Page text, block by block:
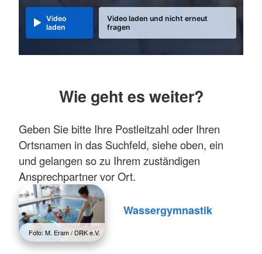
Video
laden
Video laden und nicht erneut
fragen
Wie geht es weiter?
Geben Sie bitte Ihre Postleitzahl oder Ihren
Ortsnamen in das Suchfeld, siehe oben, ein
und gelangen so zu Ihrem zuständigen
Ansprechpartner vor Ort.
Foto: M. Eram / DRK e.V.
Wassergymnastik